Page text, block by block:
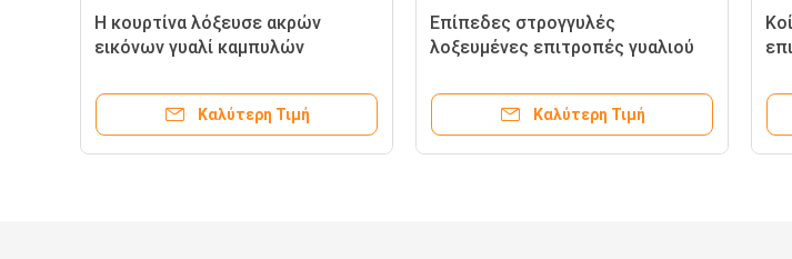
Η κουρτίνα λόξευσε ακρών
εικόνων γυαλί καμπυλών
τεχνικό οριζόντια
Καλύτερη Τιμή
Επίπεδες στρογγυλές
λοξευμένες επιτροπές γυαλιού
μετριασμένες στα ντους,
επιτραπέζιες κορυφές
Καλύτερη Τιμή